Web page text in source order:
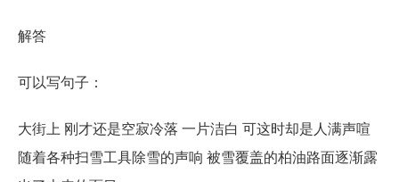
解答
可以写句子：
大街上 刚才还是空寂冷落 一片洁白 可这时却是人满声喧
随着各种扫雪工具除雪的声响 被雪覆盖的柏油路面逐渐露